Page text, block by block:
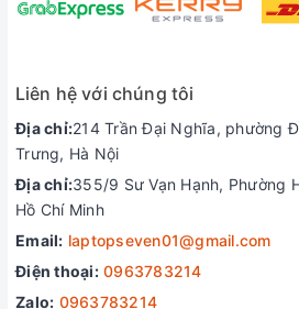
Cổng kết nối đa dạng
Liên hệ với chúng tôi
Địa chỉ:214 Trần Đại Nghĩa, phường
Trưng, Hà Nội
Địa chỉ:355/9 Sư Vạn Hạnh, Phường
Hồ Chí Minh
Email: laptopseven01@gmail.com
Điện thoại: 0963783214
Zalo: 0963783214